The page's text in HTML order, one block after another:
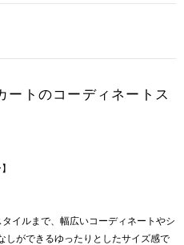
ートのコーディネートス
イルまで、幅広いコーディネートやシ
しができるゆったりとしたサイズ感で